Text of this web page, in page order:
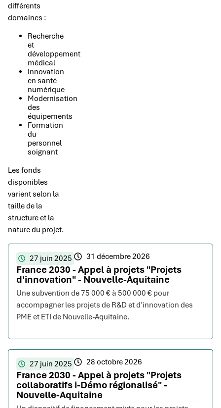
différents
domaines :
Recherche
et
développement
médical
Innovation
en santé
numérique
Modernisation
des
équipements
Formation
du
personnel
soignant
Les fonds
disponibles
varient selon la
taille de la
structure et la
nature du projet.
27 juin 2025 31 décembre 2026
France 2030 - Appel à projets "Projets
d'innovation" - Nouvelle-Aquitaine
Une subvention de 75 000 € à 500 000 € pour
accompagner les projets de R&D et d’innovation des
PME et ETI de Nouvelle-Aquitaine.
27 juin 2025 28 octobre 2026
France 2030 - Appel à projets "Projets
collaboratifs i-Démo régionalisé" -
Nouvelle-Aquitaine